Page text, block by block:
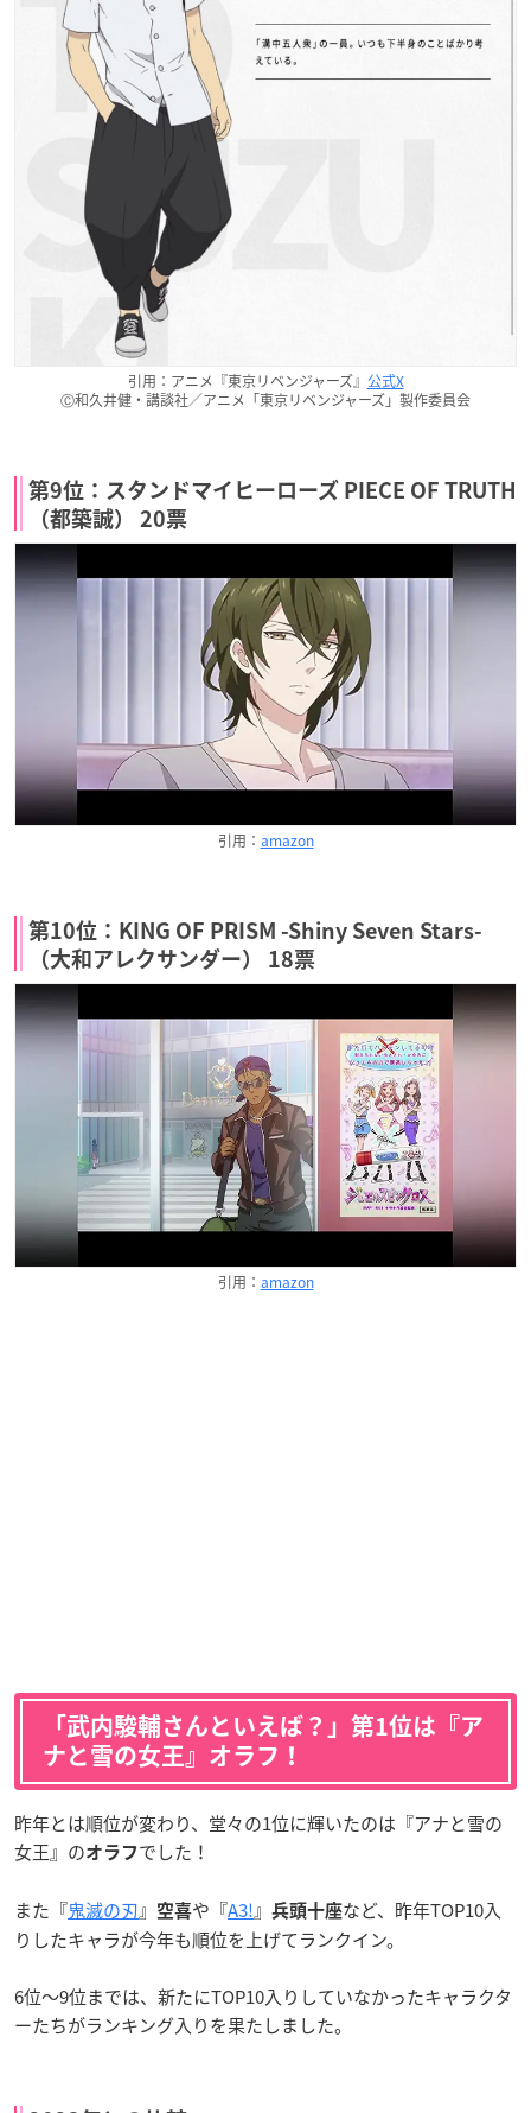
引用：アニメ『東京リベンジャーズ』 公式X
Ⓒ和久井健・講談社／アニメ「東京リベンジャーズ」製作委員会
第9位：スタンドマイヒーローズ PIECE OF TRUTH
（都築誠） 20票
引用： amazon
第10位：KING OF PRISM -Shiny Seven Stars-
（大和アレクサンダー） 18票
引用： amazon
「武内駿輔さんといえば？」第1位は『ア
ナと雪の女王』オラフ！
昨年とは順位が変わり、堂々の1位に輝いたのは『アナと雪の
女王』のオラフでした！
また『鬼滅の刃』 空喜や『A3!』 兵頭十座など、昨年TOP10入
りしたキャラが今年も順位を上げてランクイン。
6位〜9位までは、新たにTOP10入りしていなかったキャラクタ
ーたちがランキング入りを果たしました。